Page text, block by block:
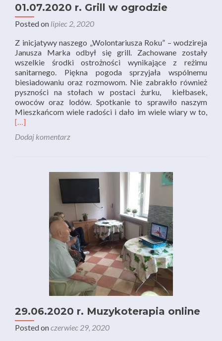
01.07.2020 r. Grill w ogrodzie
Posted on lipiec 2, 2020
Z inicjatywy naszego „Wolontariusza Roku” – wodzireja
Janusza Marka odbył się grill. Zachowane zostały
wszelkie środki ostrożności wynikające z reżimu
sanitarnego. Piękna pogoda sprzyjała wspólnemu
biesiadowaniu oraz rozmowom. Nie zabrakło również
pyszności na stołach w postaci żurku, kiełbasek,
owoców oraz lodów. Spotkanie to sprawiło naszym
Mieszkańcom wiele radości i dało im wiele wiary w to,
[…]
Dodaj komentarz
29.06.2020 r. Muzykoterapia online
Posted onczerwiec 29, 2020